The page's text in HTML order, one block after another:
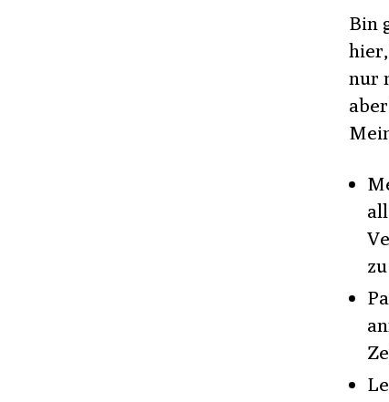
Bin
nur